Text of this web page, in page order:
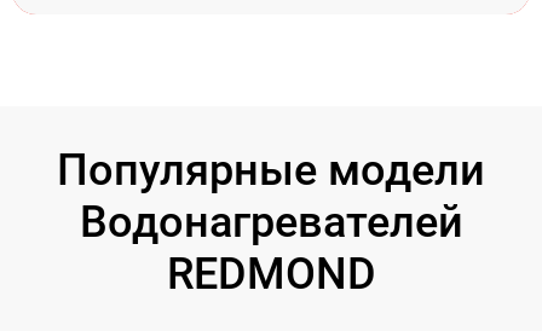
Популярные модели
Водонагревателей
REDMOND